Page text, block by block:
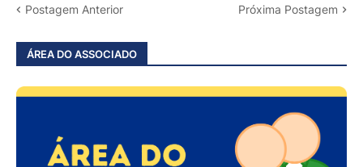
Postagem Anterior Próxima Postagem
ÁREA DO ASSOCIADO